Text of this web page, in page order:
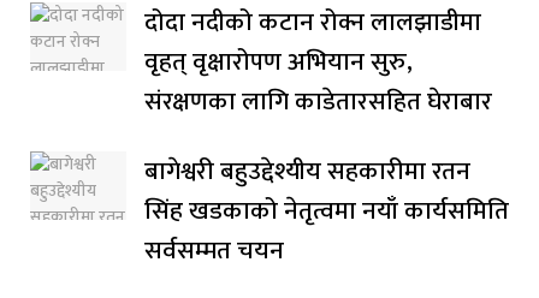
दोदा नदीको कटान रोक्न लालझाडीमा
वृहत् वृक्षारोपण अभियान सुरु,
संरक्षणका लागि काडेतारसहित घेराबार
बागेश्वरी बहुउद्देश्यीय सहकारीमा रतन
सिंह खडकाको नेतृत्वमा नयाँ कार्यसमिति
सर्वसम्मत चयन